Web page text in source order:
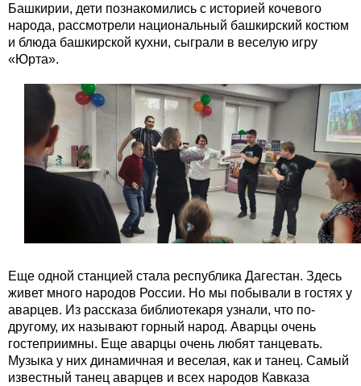
Башкирии, дети познакомились с историей кочевого
народа, рассмотрели национальный башкирский костюм
и блюда башкирской кухни, сыграли в веселую игру
«Юрта».
Еще одной станцией стала республика Дагестан. Здесь
живет много народов России. Но мы побывали в гостях у
аварцев. Из рассказа библиотекаря узнали, что по-
другому, их называют горный народ. Аварцы очень
гостеприимны. Еще аварцы очень любят танцевать.
Музыка у них динамичная и веселая, как и танец. Самый
известный танец аварцев и всех народов Кавказа